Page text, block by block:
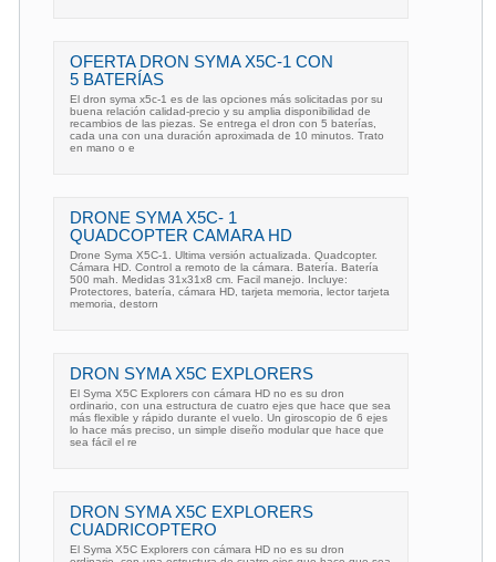
OFERTA DRON SYMA X5C-1 CON
5 BATERÍAS
El dron syma x5c-1 es de las opciones más solicitadas por su
buena relación calidad-precio y su amplia disponibilidad de
recambios de las piezas. Se entrega el dron con 5 baterías,
cada una con una duración aproximada de 10 minutos. Trato
en mano o e
DRONE SYMA X5C- 1
QUADCOPTER CAMARA HD
Drone Syma X5C-1. Ultima versión actualizada. Quadcopter.
Cámara HD. Control a remoto de la cámara. Batería. Batería
500 mah. Medidas 31x31x8 cm. Facil manejo. Incluye:
Protectores, batería, cámara HD, tarjeta memoria, lector tarjeta
memoria, destorn
DRON SYMA X5C EXPLORERS
El Syma X5C Explorers con cámara HD no es su dron
ordinario, con una estructura de cuatro ejes que hace que sea
más flexible y rápido durante el vuelo. Un giroscopio de 6 ejes
lo hace más preciso, un simple diseño modular que hace que
sea fácil el re
DRON SYMA X5C EXPLORERS
CUADRICOPTERO
El Syma X5C Explorers con cámara HD no es su dron